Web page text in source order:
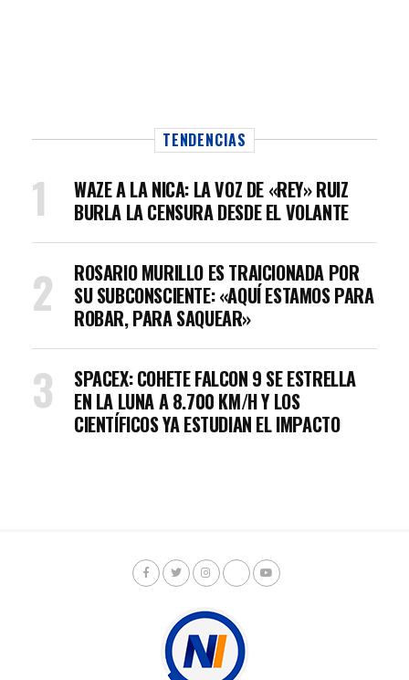
TENDENCIAS
WAZE A LA NICA: LA VOZ DE «REY» RUIZ
BURLA LA CENSURA DESDE EL VOLANTE
ROSARIO MURILLO ES TRAICIONADA POR
SU SUBCONSCIENTE: «AQUÍ ESTAMOS PARA
ROBAR, PARA SAQUEAR»
SPACEX: COHETE FALCON 9 SE ESTRELLA
EN LA LUNA A 8.700 KM/H Y LOS
CIENTÍFICOS YA ESTUDIAN EL IMPACTO